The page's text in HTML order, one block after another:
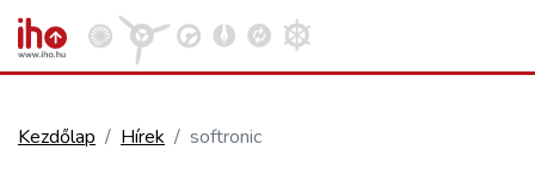
Kezdőlap Hírek softronic